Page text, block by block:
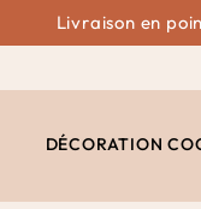
Livraison en
DÉCORATION